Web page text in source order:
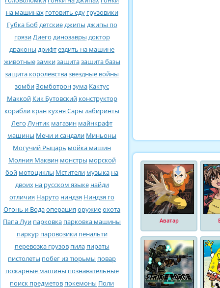
на машинах готовить еду грузовики
Губка Боб детскиеджипы джипы по
грязиДиего динозавры доктор
драконы дрифтездить на машине
животныезамкизащитазащита базы
защита королевствазвездные войны
зомбиЗомботронзума Кактус
Маккой Кик Бутовский конструктор
корабли кран кухня Сары лабиринты
Лего Лунтик магазин майнкрафт
машины Мечи и сандали Миньоны
Могучий Рыцарь мойка машин
Молния Маквин монстры морской
бой мотоциклы Мстители музыка на
двоих на русском языке найди
отличия Наруто ниндзя Ниндзя го
Огонь и Водаоперация оружиеохота
Папа Луи парковка парковка машины
паркур паровозики пенальти
перевозка грузов пила пираты
пистолеты побег из тюрьмы повар
пожарные машины познавательные
поиск предметов покемоны Поли
Аватар